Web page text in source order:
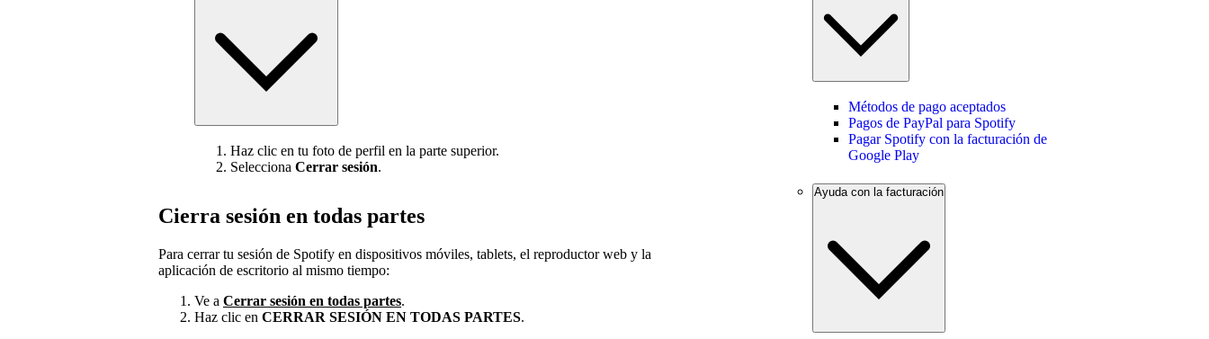
Haz clic en tu foto de perfil en la parte superior.
Selecciona Cerrar sesión.
Cierra sesión en todas partes
Para cerrar tu sesión de Spotify en dispositivos móviles, tablets, el reproductor web y la
aplicación de escritorio al mismo tiempo:
Ve a Cerrar sesión en todas partes.
Haz clic en CERRAR SESIÓN EN TODAS PARTES.
Métodos de pago aceptados
Pagos de PayPal para Spotify
Pagar Spotify con la facturación de
Google Play
Ayuda con la facturación